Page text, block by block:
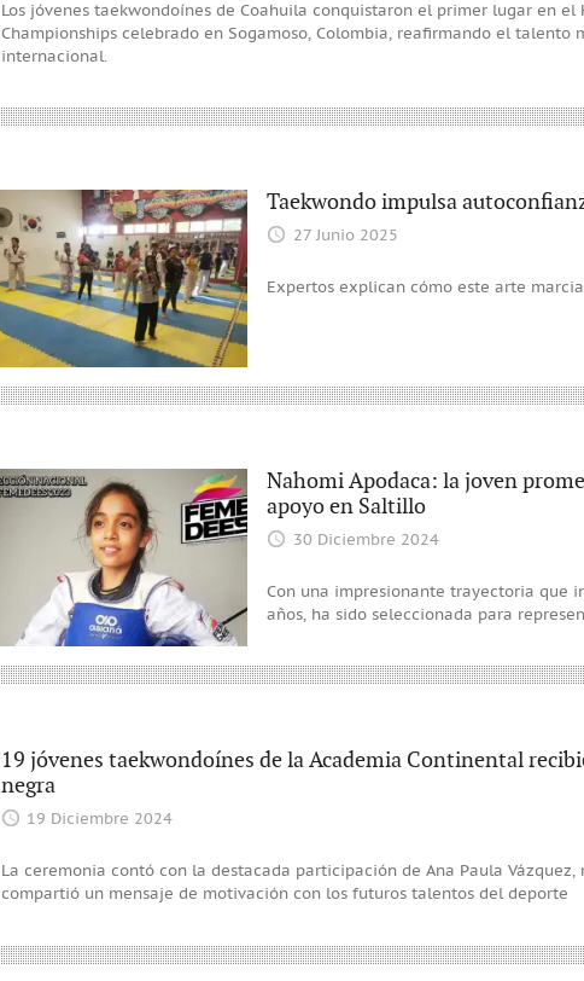
Los jóvenes taekwondoínes de Coahuila conquistaron el primer lugar en el
Championships celebrado en Sogamoso, Colombia, reafirmando el talento
internacional.
Taekwondo impulsa
27 Junio 2025
Expertos explican cómo este arte
Nahomi Apodaca: la joven
apoyo en Saltillo
30 Diciembre 2024
Con una impresionante trayectoria que
años, ha sido seleccionada para
19 jóvenes taekwondoínes de la Academia Continental
negra
19 Diciembre 2024
La ceremonia contó con la destacada participación de Ana Paula
compartió un mensaje de motivación con los futuros talentos del deporte